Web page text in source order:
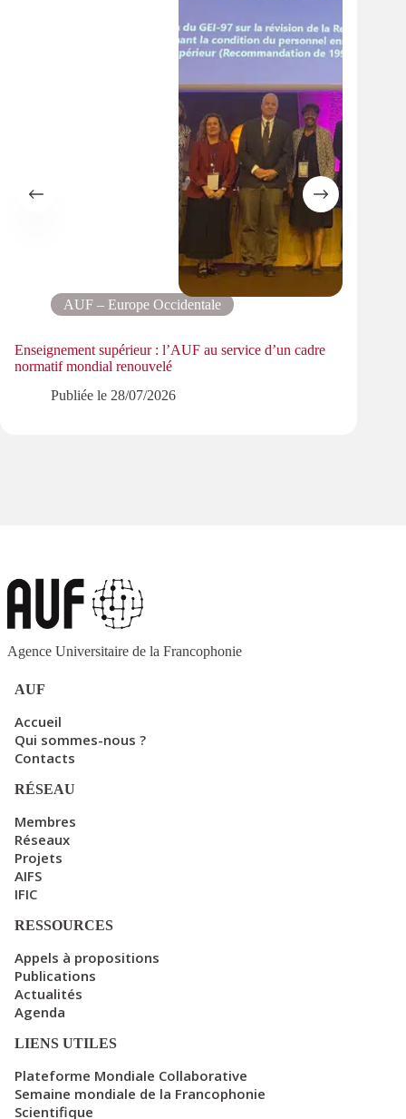
AUF – Europe Occidentale
Enseignement supérieur : l’AUF au service d’un cadre
normatif mondial renouvelé
Publiée le 28/07/2026
Agence Universitaire de la Francophonie
AUF
Accueil
Qui sommes-nous ?
Contacts
RÉSEAU
Membres
Réseaux
Projets
AIFS
IFIC
RESSOURCES
Appels à propositions
Publications
Actualités
Agenda
LIENS UTILES
Plateforme Mondiale Collaborative
Semaine mondiale de la Francophonie
Scientifique